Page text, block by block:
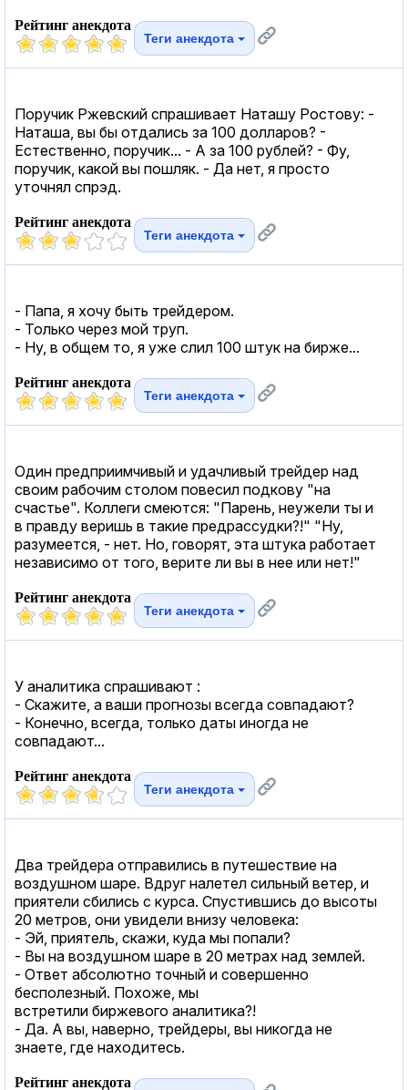
Рейтинг анекдота
Теги анекдота
Поручик Ржевский спрашивает Наташу Ростову: -
Наташа, вы бы отдались за 100 долларов? -
Естественно, поручик... - А за 100 рублей? - Фу,
поручик, какой вы пошляк. - Да нет, я просто
уточнял спрэд.
Рейтинг анекдота
Теги анекдота
- Папа, я хочу быть трейдером.
- Только чеpез мой тpуп.
- Ну, в общем то, я уже слил 100 штук на бирже...
Рейтинг анекдота
Теги анекдота
Один предприимчивый и удачливый трейдер над
своим рабочим столом повесил подкову "на
счастье". Коллеги смеются: "Парень, неужели ты и
в правду веришь в такие предрассудки?!" "Ну,
разумеется, - нет. Но, говорят, эта штука работает
независимо от того, верите ли вы в нее или нет!"
Рейтинг анекдота
Теги анекдота
У аналитика спрашивают :
- Скажите, а ваши прогнозы всегда совпадают?
- Конечно, всегда, только даты иногда не
совпадают...
Рейтинг анекдота
Теги анекдота
Два трейдера отправились в путешествие на
воздушном шаре. Вдруг налетел сильный ветер, и
приятели сбились с курса. Спустившись до высоты
20 метров, они увидели внизу человека:
- Эй, приятель, скажи, куда мы попали?
- Вы на воздушном шаре в 20 метрах над землей.
- Ответ абсолютно точный и совершенно
бесполезный. Похоже, мы
встретили биржевого аналитика?!
- Да. А вы, наверно, трейдеры, вы никогда не
знаете, где находитесь.
Рейтинг анекдота